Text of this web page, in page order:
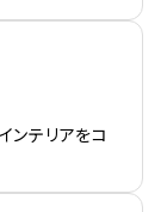
ンテリアをコ